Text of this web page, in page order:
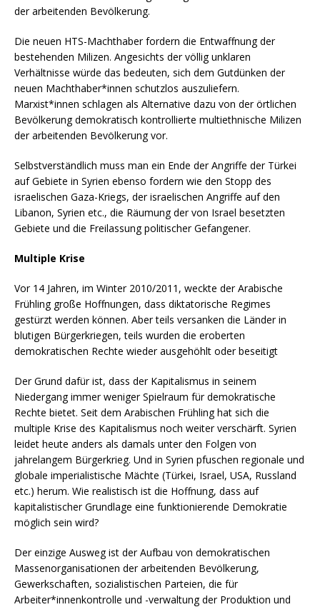
der arbeitenden Bevölkerung.
Die neuen HTS-Machthaber fordern die Entwaffnung der
bestehenden Milizen. Angesichts der völlig unklaren
Verhältnisse würde das bedeuten, sich dem Gutdünken der
neuen Machthaber*innen schutzlos auszuliefern.
Marxist*innen schlagen als Alternative dazu von der örtlichen
Bevölkerung demokratisch kontrollierte multiethnische Milizen
der arbeitenden Bevölkerung vor.
Selbstverständlich muss man ein Ende der Angriffe der Türkei
auf Gebiete in Syrien ebenso fordern wie den Stopp des
israelischen Gaza-Kriegs, der israelischen Angriffe auf den
Libanon, Syrien etc., die Räumung der von Israel besetzten
Gebiete und die Freilassung politischer Gefangener.
Multiple Krise
Vor 14 Jahren, im Winter 2010/2011, weckte der Arabische
Frühling große Hoffnungen, dass diktatorische Regimes
gestürzt werden können. Aber teils versanken die Länder in
blutigen Bürgerkriegen, teils wurden die eroberten
demokratischen Rechte wieder ausgehöhlt oder beseitigt
Der Grund dafür ist, dass der Kapitalismus in seinem
Niedergang immer weniger Spielraum für demokratische
Rechte bietet. Seit dem Arabischen Frühling hat sich die
multiple Krise des Kapitalismus noch weiter verschärft. Syrien
leidet heute anders als damals unter den Folgen von
jahrelangem Bürgerkrieg. Und in Syrien pfuschen regionale und
globale imperialistische Mächte (Türkei, Israel, USA, Russland
etc.) herum. Wie realistisch ist die Hoffnung, dass auf
kapitalistischer Grundlage eine funktionierende Demokratie
möglich sein wird?
Der einzige Ausweg ist der Aufbau von demokratischen
Massenorganisationen der arbeitenden Bevölkerung,
Gewerkschaften, sozialistischen Parteien, die für
Arbeiter*innenkontrolle und -verwaltung der Produktion und